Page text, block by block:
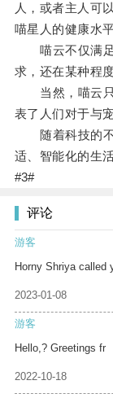
人，或者主人可
喵星人的健康水平
喵云不仅满足
求，还在某种程
当然，喵云只
表了人们对于与
随着科技的不
适、智能化的生活
#3#
评论
游客
Horny Shriya called
2023-01-08
游客
Hello,? Greetings fr
2022-10-18